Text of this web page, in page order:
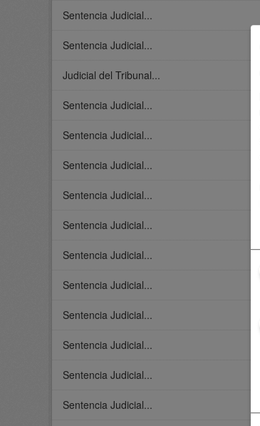
Sentencia Judicial...
Sentencia Judicial...
Judicial del Tribunal...
Sentencia Judicial...
Sentencia Judicial...
Sentencia Judicial...
Sentencia Judicial...
Sentencia Judicial...
Sentencia Judicial...
Sentencia Judicial...
Sentencia Judicial...
Sentencia Judicial...
Sentencia Judicial...
Sentencia Judicial...